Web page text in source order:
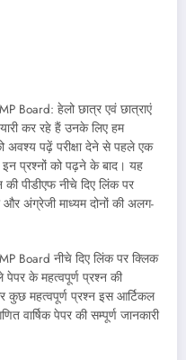
Board: हेलो छात्र एवं छात्राएं
कर रहे हैं उनके लिए हम
अवश्य पढ़ें परीक्षा देने से पहले एक
प्रश्नों को पढ़ने के बाद। यह
पीडीएफ नीचे दिए लिंक पर
अंग्रेजी माध्यम दोनों की अलग-
Board नीचे दिए लिंक पर क्लिक
के महत्वपूर्ण प्रश्न की
महत्वपूर्ण प्रश्न इस आर्टिकल
वार्षिक पेपर की सम्पूर्ण जानकारी